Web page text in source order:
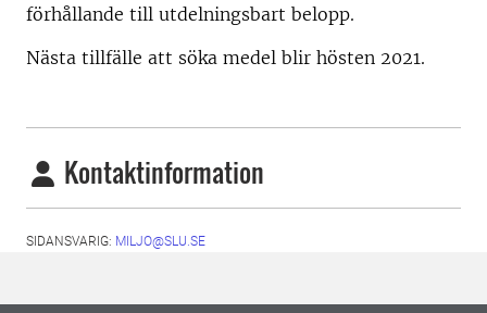
förhållande till utdelningsbart belopp.
Nästa tillfälle att söka medel blir hösten 2021.
Kontaktinformation
SIDANSVARIG: MILJO@SLU.SE